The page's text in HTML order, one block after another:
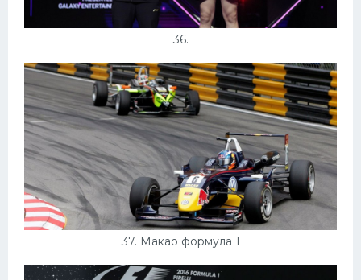
36.
37. Макао формула 1